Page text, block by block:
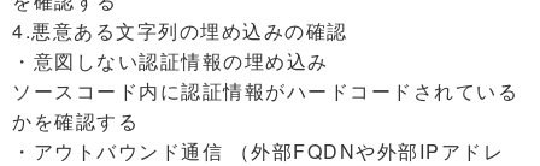
4.悪意ある文字列の埋め込みの確認
・意図しない認証情報の埋め込み
ソースコード内に認証情報がハードコードされている
かを確認する
・アウトバウンド通信 （外部FQDNや外部IPアドレ